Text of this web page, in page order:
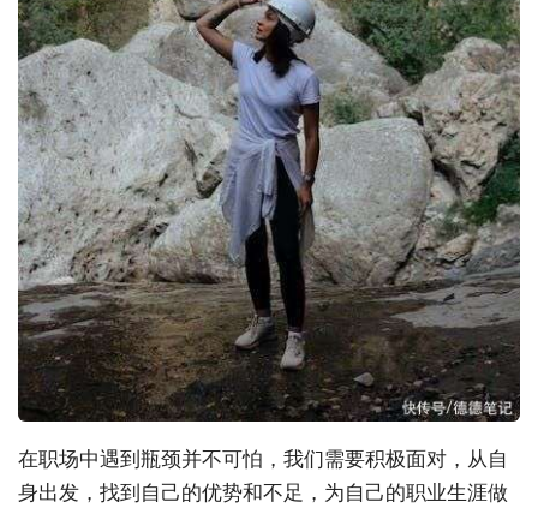
在职场中遇到瓶颈并不可怕，我们需要积极面对，从自
身出发，找到自己的优势和不足，为自己的职业生涯做